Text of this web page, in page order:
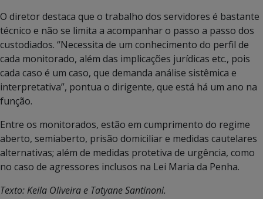
O diretor destaca que o trabalho dos servidores é bastante
técnico e não se limita a acompanhar o passo a passo dos
custodiados. “Necessita de um conhecimento do perfil de
cada monitorado, além das implicações jurídicas etc., pois
cada caso é um caso, que demanda análise sistêmica e
interpretativa”, pontua o dirigente, que está há um ano na
função.
Entre os monitorados, estão em cumprimento do regime
aberto, semiaberto, prisão domiciliar e medidas cautelares
alternativas; além de medidas protetiva de urgência, como
no caso de agressores inclusos na Lei Maria da Penha.
Texto: Keila Oliveira e Tatyane Santinoni.